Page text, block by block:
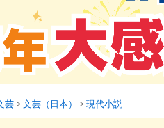
芸 > 文芸（日本） > 現代小説